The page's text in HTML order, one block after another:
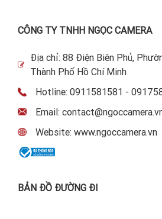
CÔNG TY TNHH NGỌC CAMERA
Địa chỉ: 88 Điện Biên Phủ,
Thành Phố Hồ Chí Minh
Hotline: 0911581581 -
Email:
Website: www.ngoccamera.vn
BẢN ĐỒ ĐƯỜNG ĐI